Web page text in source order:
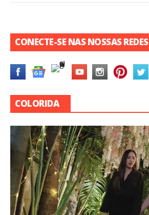
CONECTE-SE NAS NOSSAS REDES
COLORIDA